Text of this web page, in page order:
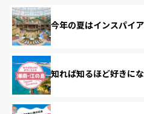
今年の夏はインスパイア
知れば知るほど好きに